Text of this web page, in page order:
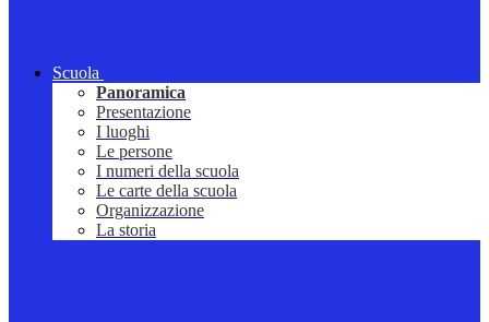
Scuola
Panoramica
Presentazione
I luoghi
Le persone
I numeri della scuola
Le carte della scuola
Organizzazione
La storia